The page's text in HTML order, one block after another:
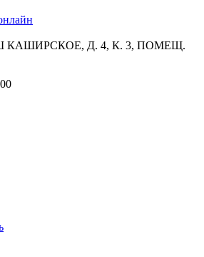
КАШИРСКОЕ, Д. 4, К. 3, ПОМЕЩ.